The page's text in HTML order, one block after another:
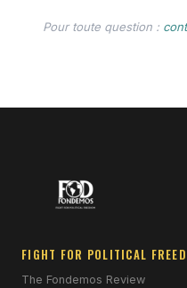
Pour toute question :
FIGHT FOR POLITICAL
The Fondemos Review